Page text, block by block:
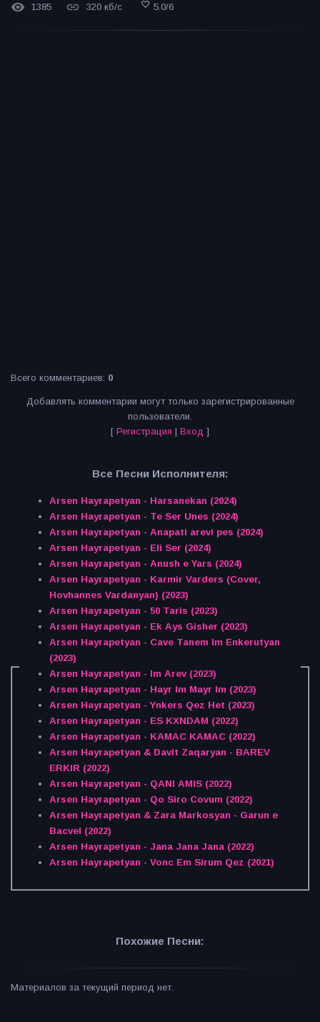
1385 320 кб/с 5.0/6
Всего комментариев: 0
Добавлять комментарии могут только зарегистрированные
пользователи.
[ Регистрация | Вход ]
Все Песни Исполнителя:
Arsen Hayrapetyan - Harsanekan (2024)
Arsen Hayrapetyan - Te Ser Unes (2024)
Arsen Hayrapetyan - Anapati arevi pes (2024)
Arsen Hayrapetyan - Eli Ser (2024)
Arsen Hayrapetyan - Anush e Yars (2024)
Arsen Hayrapetyan - Karmir Varders (Cover,
Hovhannes Vardanyan) (2023)
Arsen Hayrapetyan - 50 Taris (2023)
Arsen Hayrapetyan - Ek Ays Gisher (2023)
Arsen Hayrapetyan - Cave Tanem Im Enkerutyan
(2023)
Arsen Hayrapetyan - Im Arev (2023)
Arsen Hayrapetyan - Hayr Im Mayr Im (2023)
Arsen Hayrapetyan - Ynkers Qez Het (2023)
Arsen Hayrapetyan - ES KXNDAM (2022)
Arsen Hayrapetyan - KAMAC KAMAC (2022)
Arsen Hayrapetyan & Davit Zaqaryan - BAREV
ERKIR (2022)
Arsen Hayrapetyan - QANI AMIS (2022)
Arsen Hayrapetyan - Qo Siro Covum (2022)
Arsen Hayrapetyan & Zara Markosyan - Garun e
Bacvel (2022)
Arsen Hayrapetyan - Jana Jana Jana (2022)
Arsen Hayrapetyan - Vonc Em Sirum Qez (2021)
Похожие Песни:
Материалов за текущий период нет.